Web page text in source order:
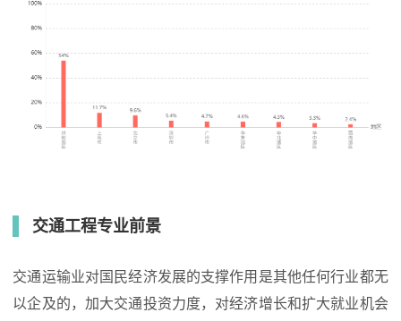
交通工程专业前景
交通运输业对国民经济发展的支撑作用是其他任何行业都无
以企及的，加大交通投资力度，对经济增长和扩大就业机会